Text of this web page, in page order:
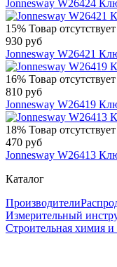
Jonnesway W26424
15% Товар отсутствует
930 руб
Jonnesway W26421
16% Товар отсутствует
810 руб
Jonnesway W26419
18% Товар отсутствует
470 руб
Jonnesway W26413
Каталог
Производители
Измерительный
Строительная химия